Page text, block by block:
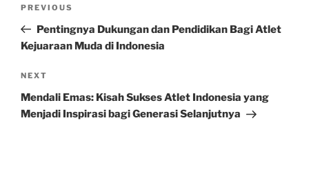
Previous
Post
PREVIOUS
Pentingnya Dukungan dan Pendidikan Bagi Atlet
Kejuaraan Muda di Indonesia
Next
Post
NEXT
Mendali Emas: Kisah Sukses Atlet Indonesia yang
Menjadi Inspirasi bagi Generasi Selanjutnya